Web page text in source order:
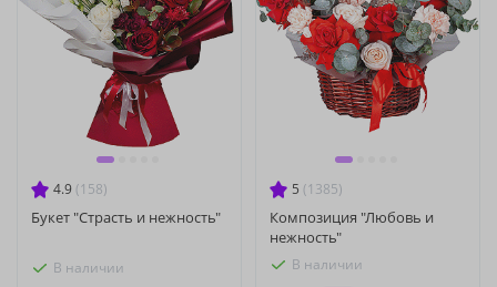
4.9 (158)
Букет "Страсть и нежность"
В наличии
5 (1385)
Композиция "Любовь и
нежность"
В наличии